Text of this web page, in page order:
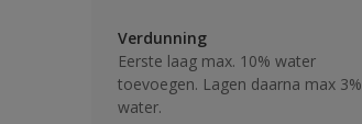
Verdunning
Eerste laag max. 10% water
toevoegen. Lagen daarna max 3%
water.